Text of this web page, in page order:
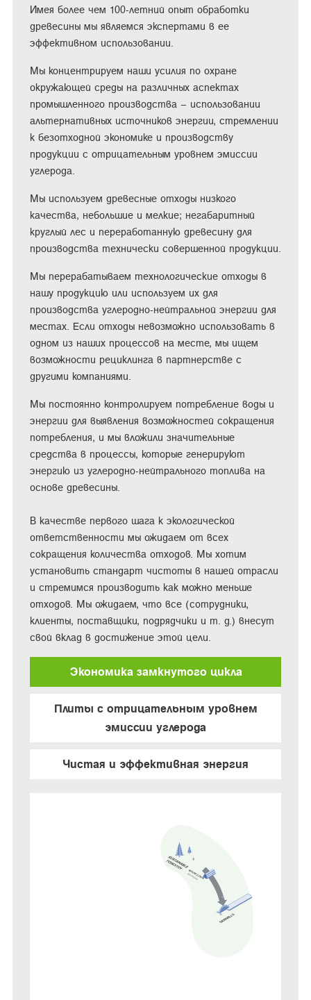
Имея более чем 100-летний опыт обработки
древесины мы являемся экспертами в ее
эффективном использовании.
Мы концентрируем наши усилия по охране
окружающей среды на различных аспектах
промышленного производства – использовании
альтернативных источников энергии, стремлении
к безотходной экономике и производству
продукции с отрицательным уровнем эмиссии
углерода.
Мы используем древесные отходы низкого
качества, небольшие и мелкие; негабаритный
круглый лес и переработанную древесину для
производства технически совершенной продукции.
Мы перерабатываем технологические отходы в
нашу продукцию или используем их для
производства углеродно-нейтральной энергии для
местах. Если отходы невозможно использовать в
одном из наших процессов на месте, мы ищем
возможности рециклинга в партнерстве с
другими компаниями.
Мы постоянно контролируем потребление воды и
энергии для выявления возможностей сокращения
потребления, и мы вложили значительные
средства в процессы, которые генерируют
энергию из углеродно-нейтрального топлива на
основе древесины.
В качестве первого шага к экологической
ответственности мы ожидаем от всех
сокращения количества отходов. Мы хотим
установить стандарт чистоты в нашей отрасли
и стремимся производить как можно меньше
отходов. Мы ожидаем, что все (сотрудники,
клиенты, поставщики, подрядчики и т. д.) внесут
свой вклад в достижение этой цели.
Экономика замкнутого цикла
Плиты с отрицательным уровнем
эмиссии углерода
Чистая и эффективная энергия